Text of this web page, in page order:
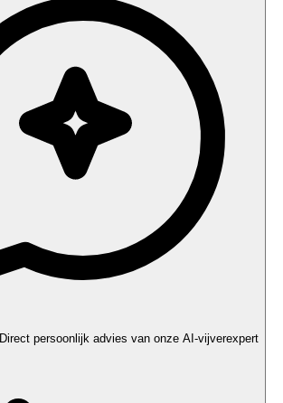
Direct persoonlijk advies van onze AI-vijverexpert